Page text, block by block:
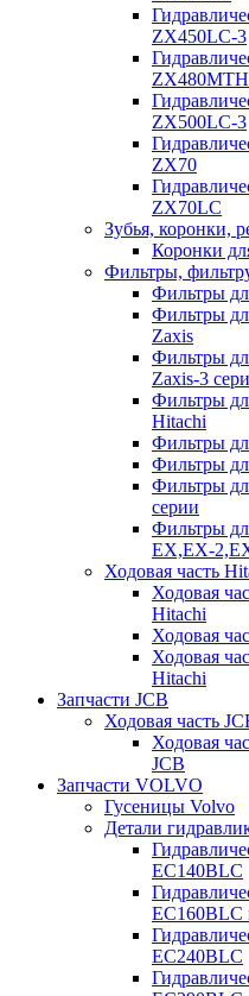
ZX450LC-3
ZX480MTH
ZX500LC-3
ZX70
ZX70LC
Зубья, коронки,
Коронки
Фильтры,
Фильтры
Фильтры
Zaxis
Фильтры
Zaxis-3
Фильтры
Hitachi
Фильтры
Фильтры
Фильтры
серии
Фильтры
EX,EX-
Ходовая часть
Ходовая
Hitachi
Ходовая
Ходовая
Hitachi
Запчасти JCB
Ходовая часть
Ходовая
JCB
Запчасти VOLVO
Гусеницы Volvo
Детали
EC140BLC
EC160BLC
EC240BLC